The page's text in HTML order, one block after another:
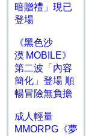
暗贈禮」現已
登場
《黑色沙
漠 MOBILE》
第二波「內容
簡化」登場 順
暢冒險無負擔
成人輕量
MMORPG《夢